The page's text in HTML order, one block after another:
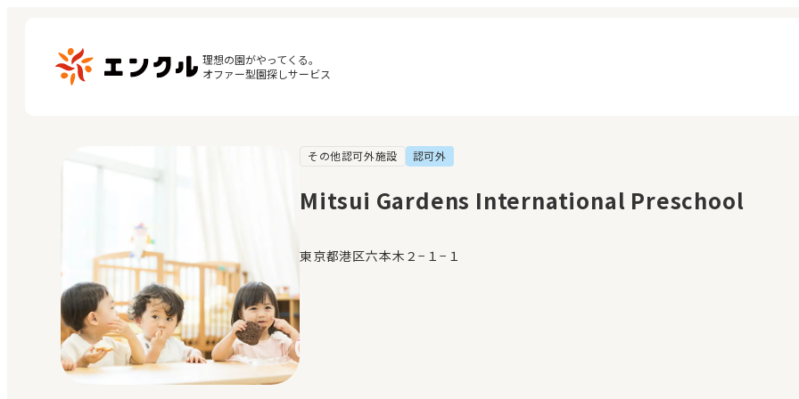
理想の園がやってくる。
オファー型園探しサービス
保育園・幼稚園を探す
地域から探す
マイページ
閲覧履歴
お気に入り
メッセージ
おすすめの園
その他認可外施設 認可外
Mitsui Gardens International Preschool
東京都港区六本木２−１−１